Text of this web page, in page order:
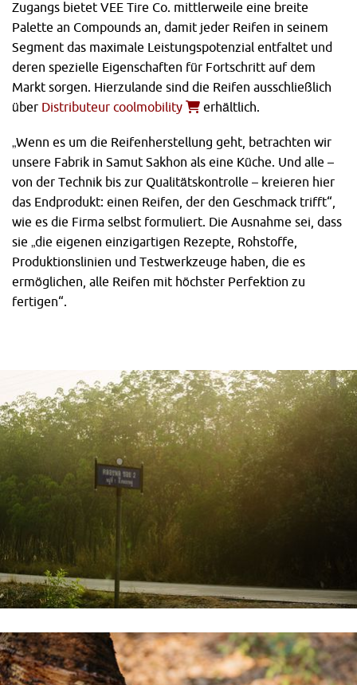
Zugangs bietet VEE Tire Co. mittlerweile eine breite
Palette an Compounds an, damit jeder Reifen in seinem
Segment das maximale Leistungspotenzial entfaltet und
deren spezielle Eigenschaften für Fortschritt auf dem
Markt sorgen. Hierzulande sind die Reifen ausschließlich
über Distributeur coolmobility erhältlich.
„Wenn es um die Reifenherstellung geht, betrachten wir
unsere Fabrik in Samut Sakhon als eine Küche. Und alle –
von der Technik bis zur Qualitätskontrolle – kreieren hier
das Endprodukt: einen Reifen, der den Geschmack trifft“,
wie es die Firma selbst formuliert. Die Ausnahme sei, dass
sie „die eigenen einzigartigen Rezepte, Rohstoffe,
Produktionslinien und Testwerkzeuge haben, die es
ermöglichen, alle Reifen mit höchster Perfektion zu
fertigen“.